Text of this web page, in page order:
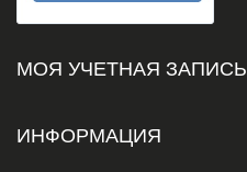
МОЯ УЧЕТНАЯ ЗАПИСЬ
ИНФОРМАЦИЯ